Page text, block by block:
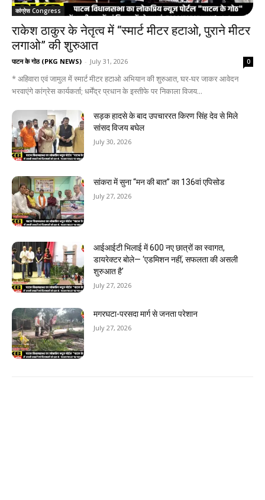
कांग्रेस Congress
राकेश ठाकुर के नेतृत्व में “स्मार्ट मीटर हटाओ, पुराने मीटर
लगाओ” की शुरुआत
पाटन के गोठ (PKG NEWS) - July 31, 2026 0
* अहिवारा एवं जामुल में स्मार्ट मीटर हटाओ अभियान की शुरुआत, घर-घर जाकर आवेदन
भरवाएंगे कांग्रेस कार्यकर्ता; धर्मेंद्र प्रधान के इस्तीफे पर निकाला विजय...
सड़क हादसे के बाद उपचाररत किरण सिंह देव से मिले
सांसद विजय बघेल
July 30, 2026
सांकरा में सुना “मन की बात” का 136वां एपिसोड
July 27, 2026
आईआईटी भिलाई में 600 नए छात्रों का स्वागत,
डायरेक्टर बोले— ‘एडमिशन नहीं, सफलता की असली
शुरुआत है’
July 27, 2026
मगरघटा-परसदा मार्ग से जनता परेशान
July 27, 2026